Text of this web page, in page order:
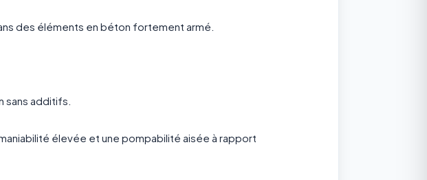
des éléments en béton fortement armé.
sans additifs.
élevée et une pompabilité aisée à rapport